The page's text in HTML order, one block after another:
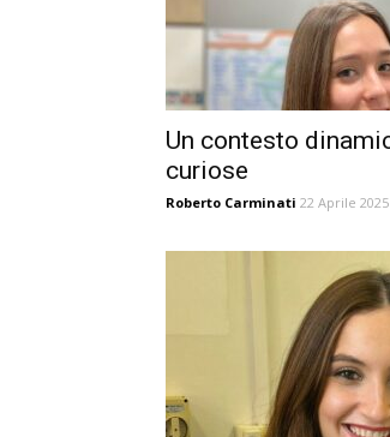
Un contesto
curiose
Roberto Carminati 22 Aprile 2025